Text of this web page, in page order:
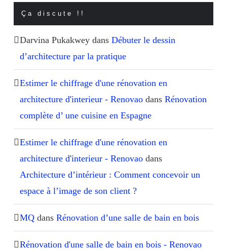
Ça discute !!
Darvina Pukakweydans Débuter le dessin
d’architecture par la pratique
Estimer le chiffrage d'une rénovation en
architecture d'interieur - Renovaodans Rénovation
complète d’ une cuisine en Espagne
Estimer le chiffrage d'une rénovation en
architecture d'interieur - Renovaodans
Architecture d’intérieur : Comment concevoir un
espace à l’image de son client ?
MQdans Rénovation d’une salle de bain en bois
Rénovation d'une salle de bain en bois - Renovao